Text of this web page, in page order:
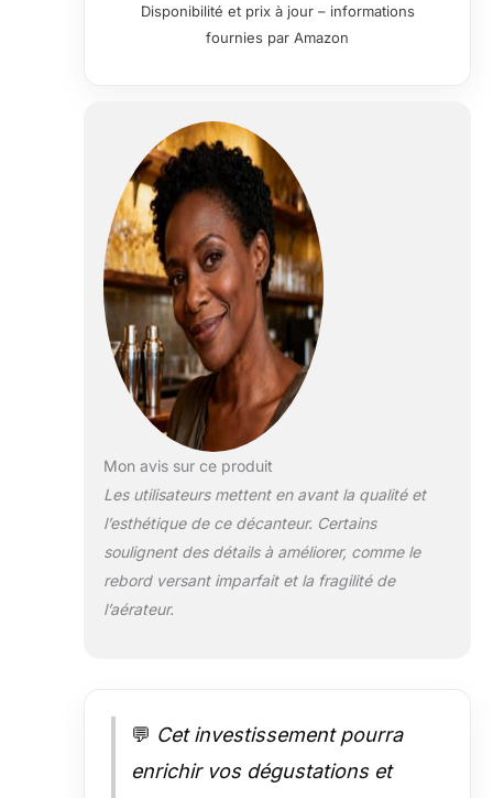
parois Idéal pour le service des
vins jeunes Contenu : 1x Le
59149010005401
Disponibilité et prix à jour – informations
fournies par Amazon
Mon avis sur ce produit
Les utilisateurs mettent en avant la qualité et
l’esthétique de ce décanteur. Certains
soulignent des détails à améliorer, comme le
rebord versant imparfait et la fragilité de
l’aérateur.
💬 Cet investissement pourra
enrichir vos dégustations et